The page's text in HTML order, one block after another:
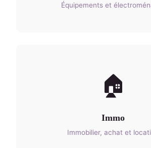
Équipements et
🏠
Immo
Immobilier, achat et